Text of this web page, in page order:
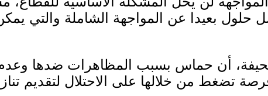
حلول بعيدا عن المواجهة الشاملة والتي
أن حماس بسبب المظاهرات ضدها
تضغط من خلالها على الاحتلال لتقديم